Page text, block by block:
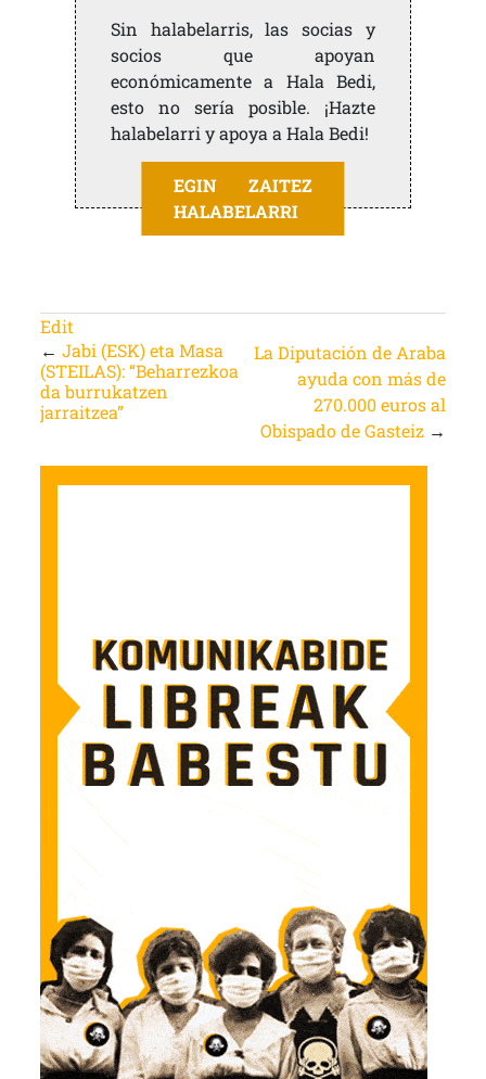
Sin halabelarris, las socias y
socios que apoyan
económicamente a Hala Bedi,
esto no sería posible. ¡Hazte
halabelarri y apoya a Hala Bedi!
EGIN ZAITEZ
HALABELARRI
Edit
← Jabi (ESK) eta Masa
(STEILAS): “Beharrezkoa
da burrukatzen
jarraitzea”
La Diputación de Araba
ayuda con más de
270.000 euros al
Obispado de Gasteiz →